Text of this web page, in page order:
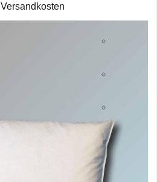
Versandkosten